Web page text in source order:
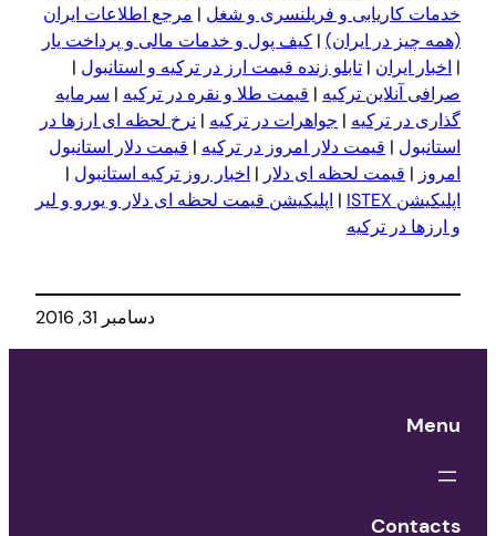
خدمات کاریابی و فریلنسری و شغل | مرجع اطلاعات ایران
(همه چیز در ایران) | کیف پول و خدمات مالی و پرداخت یار
| اخبار ایران | تابلو زنده قیمت ارز در ترکیه و استانبول |
صرافی آنلاین ترکیه | قیمت طلا و نقره در ترکیه | سرمایه
گذاری در ترکیه | جواهرات در ترکیه | نرخ لحظه ای ارزها در
استانبول | قیمت دلار امروز در ترکیه | قیمت دلار استانبول
امروز | قیمت لحظه ای دلار | اخبار روز ترکیه استانبول |
اپلیکیشن ISTEX
| اپلیکیشن قیمت لحظه ای دلار و یورو و لیر
و ارزها در ترکیه
دسامبر 31, 2016
Menu
Contacts